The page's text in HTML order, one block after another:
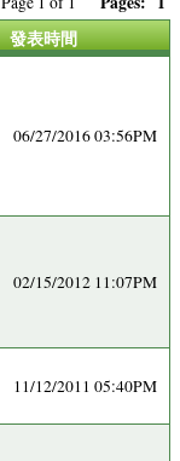
發表時間
06/27/2016 03:56PM
02/15/2012 11:07PM
11/12/2011 05:40PM